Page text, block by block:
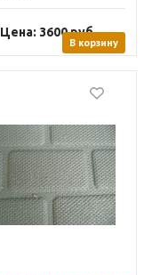
Цена: 3600руб.
В корзину